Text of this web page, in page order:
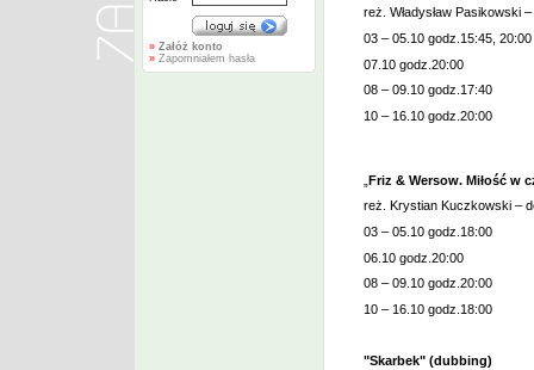
» Załóż konto
» Zapomniałem hasła
reż. Władysław Pasikowski
03 – 05.10 godz.15:45, 20:00
07.10 godz.20:00
08 – 09.10 godz.17:40
10 – 16.10 godz.20:00
Friz & Wersow. Miłość w
reż. Krystian Kuczkowski –
03 – 05.10 godz.18:00
06.10 godz.20:00
08 – 09.10 godz.20:00
10 – 16.10 godz.18:00
"Skarbek" (dubbing)